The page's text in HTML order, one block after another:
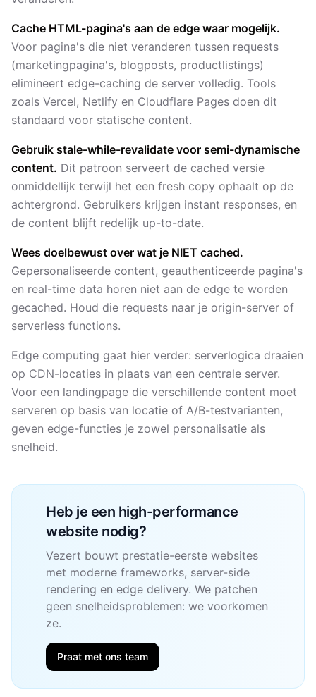
Cache HTML-pagina's aan de edge waar mogelijk.
Voor pagina's die niet veranderen tussen requests
(marketingpagina's, blogposts, productlistings)
elimineert edge-caching de server volledig. Tools
zoals Vercel, Netlify en Cloudflare Pages doen dit
standaard voor statische content.
Gebruik stale-while-revalidate voor semi-dynamische
content. Dit patroon serveert de cached versie
onmiddellijk terwijl het een fresh copy ophaalt op de
achtergrond. Gebruikers krijgen instant responses, en
de content blijft redelijk up-to-date.
Wees doelbewust over wat je NIET cached.
Gepersonaliseerde content, geauthenticeerde pagina's
en real-time data horen niet aan de edge te worden
gecached. Houd die requests naar je origin-server of
serverless functions.
Edge computing gaat hier verder: serverlogica draaien
op CDN-locaties in plaats van een centrale server.
Voor een landingpage die verschillende content moet
serveren op basis van locatie of A/B-testvarianten,
geven edge-functies je zowel personalisatie als
snelheid.
Heb je een high-performance
website nodig?
Vezert bouwt prestatie-eerste websites
met moderne frameworks, server-side
rendering en edge delivery. We patchen
geen snelheidsproblemen: we voorkomen
ze.
Praat met ons team